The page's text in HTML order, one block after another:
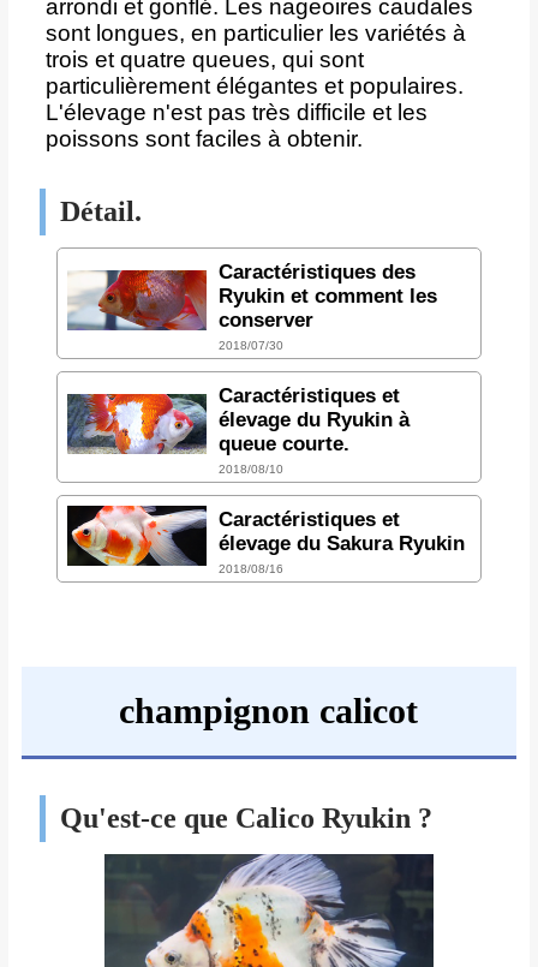
arrondi et gonflé. Les nageoires caudales
sont longues, en particulier les variétés à
trois et quatre queues, qui sont
particulièrement élégantes et populaires.
L'élevage n'est pas très difficile et les
poissons sont faciles à obtenir.
Détail.
Caractéristiques des
Ryukin et comment les
conserver
2018/07/30
Caractéristiques et
élevage du Ryukin à
queue courte.
2018/08/10
Caractéristiques et
élevage du Sakura Ryukin
2018/08/16
champignon calicot
Qu'est-ce que Calico Ryukin ?